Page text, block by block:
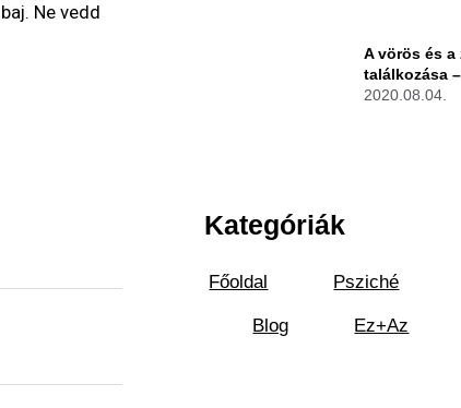
Ne vedd
A vörös és a
találkozása
2020.08.04.
Kategóriák
Főoldal Psziché
Blog Ez+Az